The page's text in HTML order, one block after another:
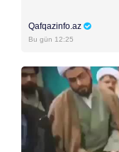
Qafqazinfo.az
Bu gün 12:25